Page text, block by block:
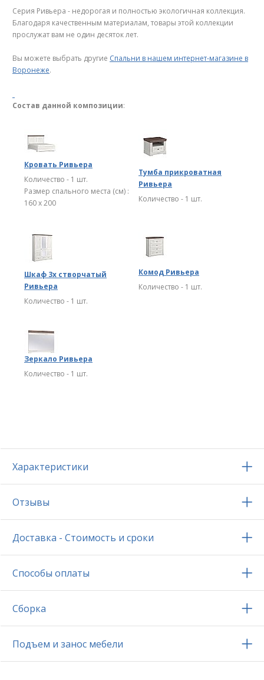
Серия Ривьера - недорогая и полностью экологичная коллекция.
Благодаря качественным материалам, товары этой коллекции
прослужат вам не один десяток лет.
Вы можете выбрать другие Спальни в нашем интернет-магазине в
Воронеже.
Состав данной композиции:
Кровать Ривьера
Количество - 1 шт.
Размер спального места (см) :
160 x 200
Тумба прикроватная
Ривьера
Количество - 1 шт.
Шкаф 3х створчатый
Ривьера
Количество - 1 шт.
Комод Ривьера
Количество - 1 шт.
Зеркало Ривьера
Количество - 1 шт.
Характеристики
Отзывы
Доставка - Стоимость и сроки
Способы оплаты
Сборка
Подъем и занос мебели